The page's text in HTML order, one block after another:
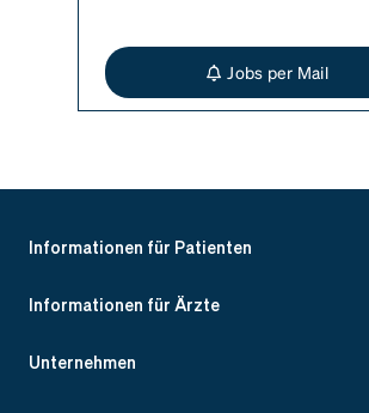
Jobs per Mail
Informationen für Patienten
Informationen für Ärzte
Unternehmen